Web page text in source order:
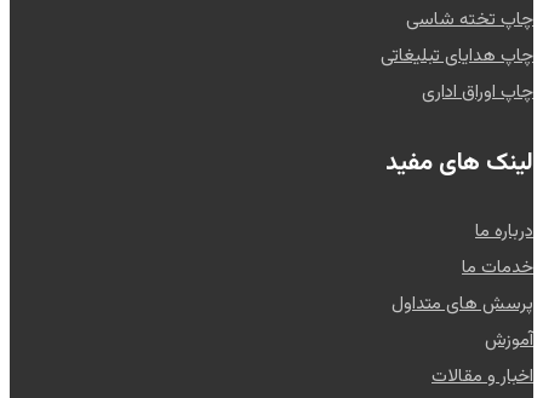
چاپ تخته شاسی
چاپ هدایای تبلیغاتی
چاپ اوراق اداری
لینک های مفید
درباره ما
خدمات ما
پرسش های متداول
آموزش
اخبار و مقالات